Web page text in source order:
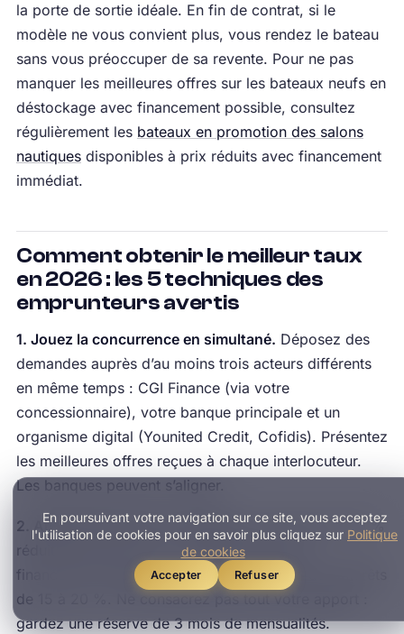
En poursuivant votre navigation sur ce site, vous acceptez
l'utilisation de cookies pour en savoir plus cliquez sur Politique
de cookies
Accepter Refuser
la porte de sortie idéale. En fin de contrat, si le
modèle ne vous convient plus, vous rendez le bateau
sans vous préoccuper de sa revente. Pour ne pas
manquer les meilleures offres sur les bateaux neufs en
déstockage avec financement possible, consultez
régulièrement les bateaux en promotion des salons
nautiquesdisponibles à prix réduits avec financement
immédiat.
Comment obtenir le meilleur taux
en 2026 : les 5 techniques des
emprunteurs avertis
1. Jouez la concurrence en simultané. Déposez des
demandes auprès d’au moins trois acteurs différents
en même temps : CGI Finance (via votre
concessionnaire), votre banque principale et un
organisme digital (Younited Credit, Cofidis). Présentez
les meilleures offres reçues à chaque interlocuteur.
Les banques peuvent s’aligner.
2. Apport de 20 à 30 % minimum.Un apport de 30 %
réduit le taux de 0,5 à 1 % par rapport à un
financement intégral, et réduit le coût total des intérêts
de 15 à 20 %. Ne consacrez pas tout votre apport :
gardez une réserve de 3 mois de mensualités.